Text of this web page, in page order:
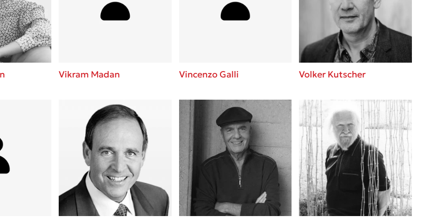
Εύκολη συνταγή για chicken BBQ pizza
παύση σε μετωπική σύγκρουση με τη
Πάνω, κάτω, μπροστά, πίσω; Κάνε το
τεστ και ανακάλυψε την τάση σου!
Vikram Madan Vincenzo Galli Volker Kutscher